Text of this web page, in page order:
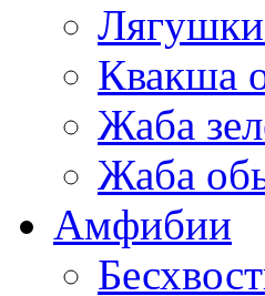
Квакша
Жаба
Жаба
Амфибии